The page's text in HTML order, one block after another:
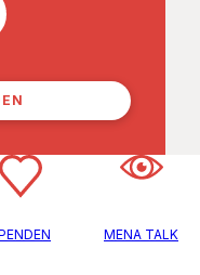
MENA TALK